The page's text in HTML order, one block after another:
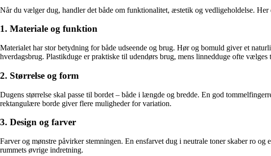
Når du vælger dug, handler det både om funktionalitet, æstetik og vedligeholdelse.
1. Materiale og funktion
Materialet har stor betydning for både udseende og brug. Hør og bomuld giver et
hverdagsbrug. Plastikduge er praktiske til udendørs brug, mens linnedduge ofte vælges
2. Størrelse og form
Dugens størrelse skal passe til bordet – både i længde og bredde. En god
rektangulære borde giver flere muligheder for variation.
3. Design og farver
Farver og mønstre påvirker stemningen. En ensfarvet dug i neutrale toner skaber ro
rummets øvrige indretning.